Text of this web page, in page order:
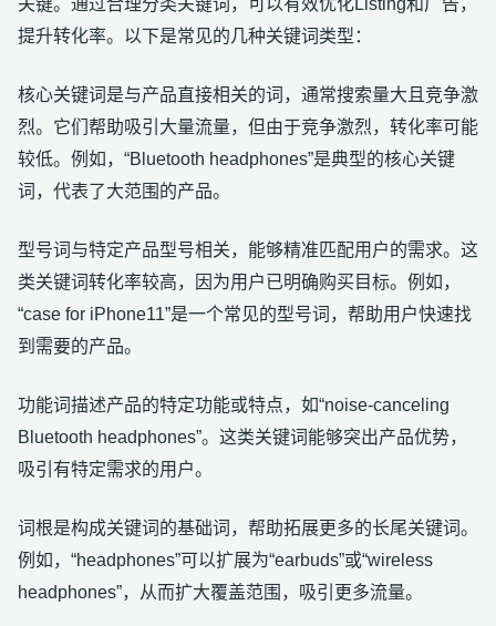
关键。通过合理分类关键词，可以有效优化Listing和广告，
提升转化率。以下是常见的几种关键词类型：
核心关键词是与产品直接相关的词，通常搜索量大且竞争激
烈。它们帮助吸引大量流量，但由于竞争激烈，转化率可能
较低。例如，“Bluetooth headphones”是典型的核心关键
词，代表了大范围的产品。
型号词与特定产品型号相关，能够精准匹配用户的需求。这
类关键词转化率较高，因为用户已明确购买目标。例如，
“case for iPhone11”是一个常见的型号词，帮助用户快速找
到需要的产品。
功能词描述产品的特定功能或特点，如“noise-canceling
Bluetooth headphones”。这类关键词能够突出产品优势，
吸引有特定需求的用户。
词根是构成关键词的基础词，帮助拓展更多的长尾关键词。
例如，“headphones”可以扩展为“earbuds”或“wireless
headphones”，从而扩大覆盖范围，吸引更多流量。